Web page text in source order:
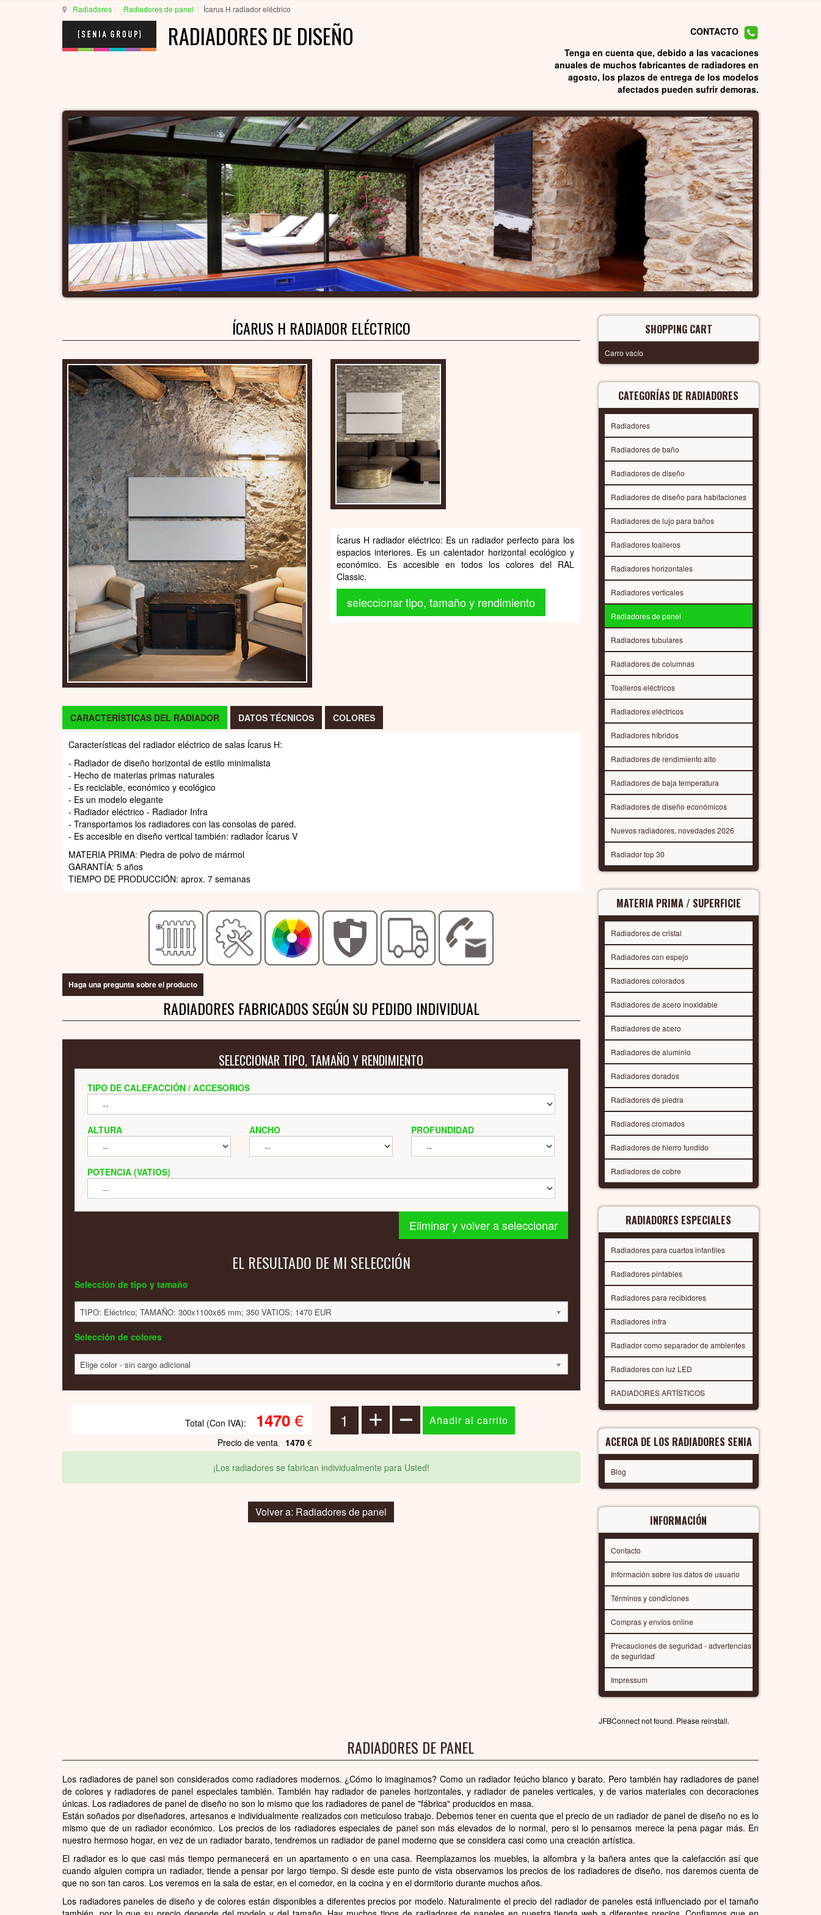
Radiadores Radiadores de panel Ícarus H radiador eléctrico
RADIADORES DE DISEÑO
CONTACTO
Tenga en cuenta que, debido a las vacaciones
anuales de muchos fabricantes de radiadores en
agosto, los plazos de entrega de los modelos
afectados pueden sufrir demoras.
ÍCARUS H RADIADOR ELÉCTRICO
Ícarus H radiador eléctrico: Es un radiador perfecto para los
espacios interiores. Es un calentador horizontal ecológico y
económico. Es accesible en todos los colores del RAL
Classic.
seleccionar tipo, tamaño y rendimiento
CARACTERÍSTICAS DEL RADIADOR DATOS TÉCNICOS COLORES
Características del radiador eléctrico de salas Ícarus H:
- Radiador de diseño horizontal de estilo minimalista
- Hecho de materias primas naturales
- Es reciclable, económico y ecológico
- Es un modelo elegante
- Radiador eléctrico - Radiador Infra
- Transportamos los radiadores con las consolas de pared.
- Es accesible en diseño vertical también: radiador Ícarus V
MATERIA PRIMA: Piedra de polvo de mármol
GARANTÍA: 5 años
TIEMPO DE PRODUCCIÓN: aprox. 7 semanas
Haga una pregunta sobre el producto
RADIADORES FABRICADOS SEGÚN SU PEDIDO INDIVIDUAL
SELECCIONAR TIPO, TAMAÑO Y RENDIMIENTO
TIPO DE CALEFACCIÓN / ACCESORIOS
ALTURA ANCHO PROFUNDIDAD
POTENCIA (VATIOS)
Eliminar y volver a seleccionar
EL RESULTADO DE MI SELECCIÓN
Selección de tipo y tamaño
TIPO: Eléctrico; TAMAÑO: 300x1100x65 mm; 350 VATIOS; 1470 EUR
Selección de colores
Elige color - sin cargo adicional
Total (Con IVA): 1470€
Precio de venta 1470€
¡Los radiadores se fabrican individualmente para Usted!
Volver a: Radiadores de panel
SHOPPING CART
Carro vacío
CATEGORÍAS DE RADIADORES
Radiadores
Radiadores de baño
Radiadores de diseño
Radiadores de diseño para habitaciones
Radiadores de lujo para baños
Radiadores toalleros
Radiadores horizontales
Radiadores verticales
Radiadores de panel
Radiadores tubulares
Radiadores de columnas
Toalleros eléctricos
Radiadores eléctricos
Radiadores híbridos
Radiadores de rendimiento alto
Radiadores de baja temperatura
Radiadores de diseño económicos
Nuevos radiadores, novedades 2026
Radiador top 30
MATERIA PRIMA / SUPERFICIE
Radiadores de cristal
Radiadores con espejo
Radiadores colorados
Radiadores de acero inoxidable
Radiadores de acero
Radiadores de aluminio
Radiadores dorados
Radiadores de piedra
Radiadores cromados
Radiadores de hierro fundido
Radiadores de cobre
RADIADORES ESPECIALES
Radiadores para cuartos infantiles
Radiadores pintables
Radiadores para recibidores
Radiadores infra
Radiador como separador de ambientes
Radiadores con luz LED
RADIADORES ARTÍSTICOS
ACERCA DE LOS RADIADORES SENIA
Blog
INFORMACIÓN
Contacto
Información sobre los datos de usuario
Términos y condiciones
Compras y envíos online
Precauciones de seguridad - advertencias
de seguridad
Impressum
JFBConnect not found. Please reinstall.
RADIADORES DE PANEL
Los radiadores de panel son considerados como radiadores modernos. ¿Cómo lo imaginamos? Como un radiador feúcho blanco y barato. Pero también hay radiadores de panel
de colores y radiadores de panel especiales también. También hay radiador de paneles horizontales, y radiador de paneles verticales, y de varios materiales con decoraciones
únicas. Los radiadores de panel de diseño no son lo mismo que los radiadores de panel de "fábrica" producidos en masa.
Están soñados por diseñadores, artesanos e individualmente realizados con meticuloso trabajo. Debemos tener en cuenta que el precio de un radiador de panel de diseño no es lo
mismo que de un radiador económico. Los precios de los radiadores especiales de panel son más elevados de lo normal, pero si lo pensamos merece la pena pagar más. En
nuestro hermoso hogar, en vez de un radiador barato, tendremos un radiador de panel moderno que se considera casi como una creación artística.
El radiador es lo que casi más tiempo permanecerá en un apartamento o en una casa. Reemplazamos los muebles, la alfombra y la bañera antes que la calefacción así que
cuando alguien compra un radiador, tiende a pensar por largo tiempo. Si desde este punto de vista observamos los precios de los radiadores de diseño, nos daremos cuenta de
que no son tan caros. Los veremos en la sala de estar, en el comedor, en la cocina y en el dormitorio durante muchos años.
Los radiadores paneles de diseño y de colores están disponibles a diferentes precios por modelo. Naturalmente el precio del radiador de paneles está influenciado por el tamaño